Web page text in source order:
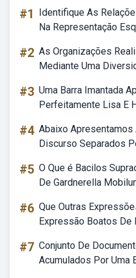
#1
Identifique As
Na Representação
#2 As Organizações
Mediante Uma
#3 Uma Barra Imantada
Perfeitamente Lisa E
#4 Abaixo
Discurso Separados
#5 O Que é Bacilos
De Gardnerella
#6 Que Outras
Expressão Boatos De
#7 Conjunto De
Acumulados Por Uma